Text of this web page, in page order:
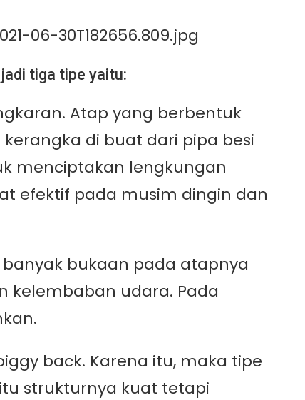
tiga tipe yaitu:
Atap yang berbentuk
di buat dari pipa besi
menciptakan lengkungan
efektif pada musim dingin dan
bukaan pada atapnya
kelembaban udara. Pada
back. Karena itu, maka tipe
strukturnya kuat tetapi